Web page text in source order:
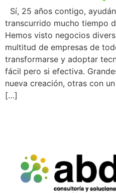
Sí, 25 años contigo,
transcurrido mucho tiempo
Hemos visto negocios
multitud de empresas de
transformarse y adoptar
fácil pero si efectiva.
nueva creación, otras con
[…]